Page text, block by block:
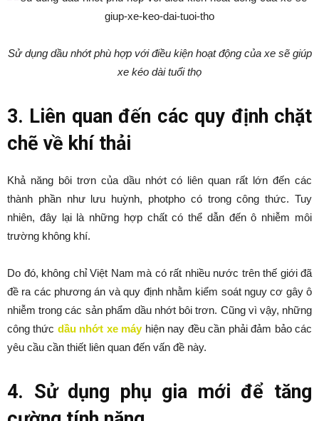
Sử dụng dầu nhớt phù hợp với điều kiện hoạt động của xe sẽ giúp
xe kéo dài tuổi thọ
3. Liên quan đến các quy định chặt
chẽ về khí thải
Khả năng bôi trơn của dầu nhớt có liên quan rất lớn đến các
thành phần như lưu huỳnh, photpho có trong công thức. Tuy
nhiên, đây lại là những hợp chất có thể dẫn đến ô nhiễm môi
trường không khí.
Do đó, không chỉ Việt Nam mà có rất nhiều nước trên thế giới đã
đề ra các phương án và quy định nhằm kiểm soát nguy cơ gây ô
nhiễm trong các sản phẩm dầu nhớt bôi trơn. Cũng vì vậy, những
công thức dầu nhớt xe máyhiện nay đều cần phải đảm bảo các
yêu cầu cần thiết liên quan đến vấn đề này.
4. Sử dụng phụ gia mới để tăng